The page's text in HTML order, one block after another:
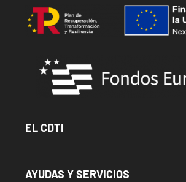
Image
Image
Menu Footer Cdti
EL CDTI
Menu Footer Ayudas y Servicios
AYUDAS Y SERVICIOS